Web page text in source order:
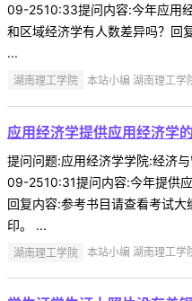
09-2510:33提问内容:今年应用
和区域经济学有人数差异吗？回
...
湖南理工学院 本站小编 湖南理工
应用经济学提供应用经济学
提问问题:应用经济学学院:经济
09-2510:31提问内容:今年提供
回复内容:参考书目请查看考试
印。 ...
湖南理工学院 本站小编 湖南理工